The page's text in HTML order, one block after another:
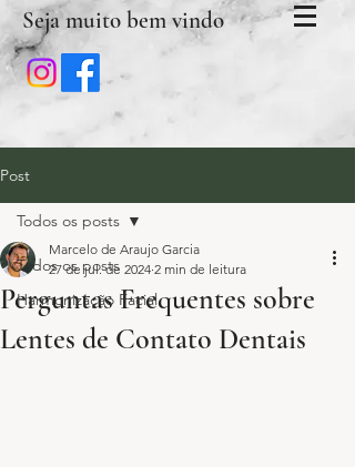
Seja muito bem vindo
Post
Todos os posts
Harmonização Facial
Todos os posts
Perguntas Frequentes sobre
Lentes de Contato Dentais
Marcelo de Araujo Garcia
27 de jul. de 2024 2 min de leitura